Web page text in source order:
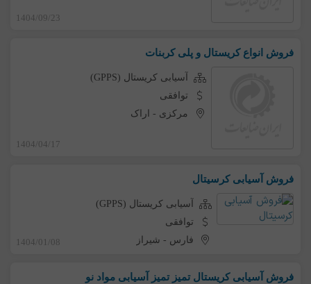
1404/09/23
فروش انواع کریستال و پلی کربنات
آسیابی کریستال (GPPS)
توافقی
مرکزی - اراک
1404/04/17
فروش آسیابی کرسیتال
آسیابی کریستال (GPPS)
توافقی
فارس - شیراز 1404/01/08
فروش آسیابی کریستال تمیز تمیز آسیابی مواد نو